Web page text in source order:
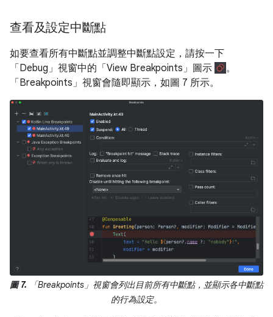
查看及設定中斷點
如要查看所有中斷點並調整中斷點設定，請按一下
「Debug」視窗中的「View Breakpoints」 圖示
。
「Breakpoints」視窗會隨即顯示，如圖 7 所示。
圖 7. 「Breakpoints」視窗會列出目前所有中斷點，並顯示各中斷點
的行為設定。